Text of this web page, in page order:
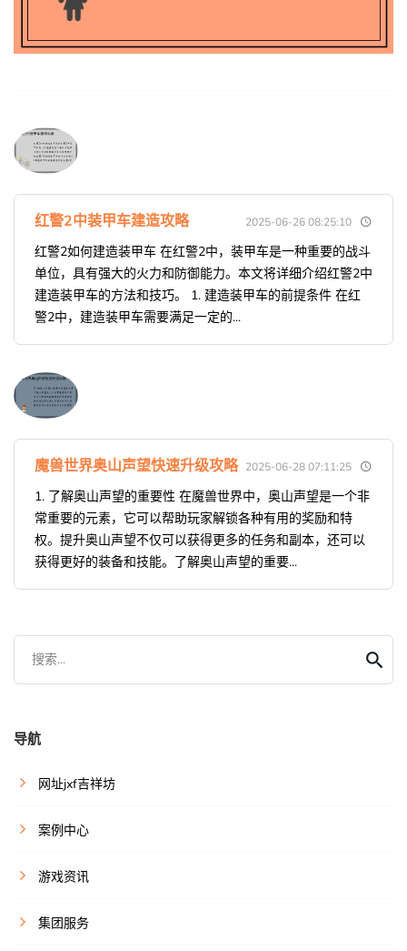
红警2中装甲车建造攻略 2025-06-26 08:25:10
红警2如何建造装甲车 在红警2中，装甲车是一种重要的战斗
单位，具有强大的火力和防御能力。本文将详细介绍红警2中
建造装甲车的方法和技巧。 1. 建造装甲车的前提条件 在红
警2中，建造装甲车需要满足一定的...
魔兽世界奥山声望快速升级攻略 2025-06-28 07:11:25
1. 了解奥山声望的重要性 在魔兽世界中，奥山声望是一个非
常重要的元素，它可以帮助玩家解锁各种有用的奖励和特
权。提升奥山声望不仅可以获得更多的任务和副本，还可以
获得更好的装备和技能。了解奥山声望的重要...
搜索...
导航
网址jxf吉祥坊
案例中心
游戏资讯
集团服务